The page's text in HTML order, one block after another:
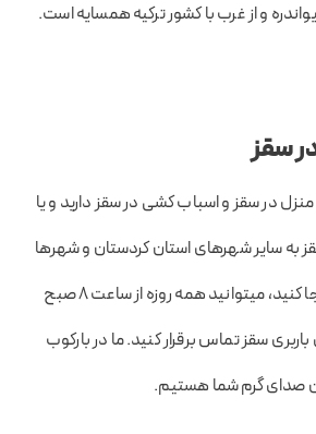
و از غرب با کشور ترکیه همسایه است.
سقز
در سقز و اسباب کشی در سقز دارید و یا
به سایر شهرهای استان کردستان و شهرها
و استان های دیگر جابجا کنید، میتوانید همه روزه از ساعت 8 صبح
باربری سقز تماس برقرار کنید. ما در بارکوب
صدای گرم شما هستیم.